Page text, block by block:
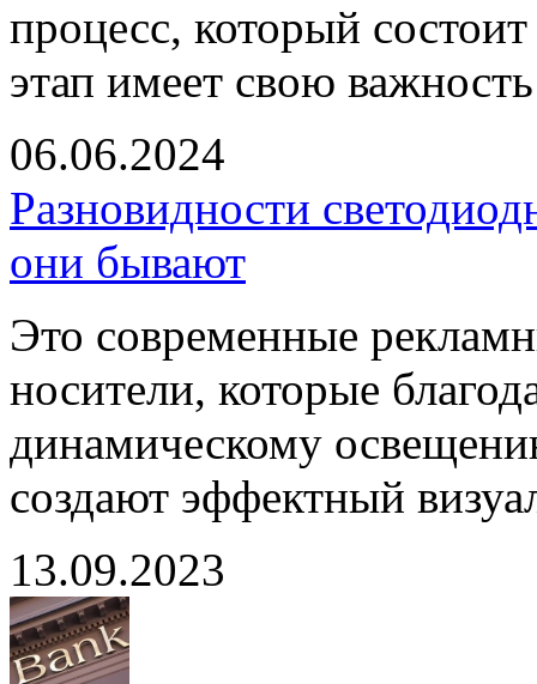
процесс, который
этап имеет свою
06.06.2024
Разновидности
они бывают
Это современные
носители, которые
динамическому
создают эффектный
13.09.2023